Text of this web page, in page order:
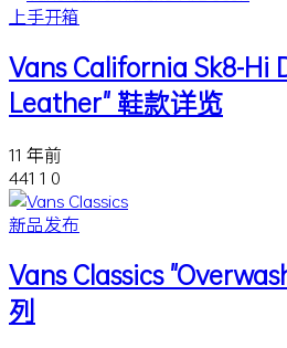
上手开箱
Vans California Sk8-Hi
Leather" 鞋款详览
11 年前
441 1 0
新品发布
Vans Classics
列